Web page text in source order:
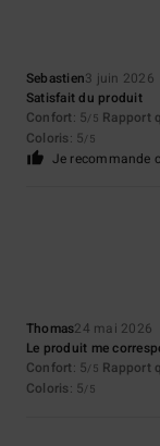
Sebastien3 juin 2026
Satisfait du produit
Confort: 5/5 Rapport
Coloris: 5/5
Je recommande
Thomas24 mai 2026
Le produit me
Confort: 5/5 Rapport
Coloris: 5/5